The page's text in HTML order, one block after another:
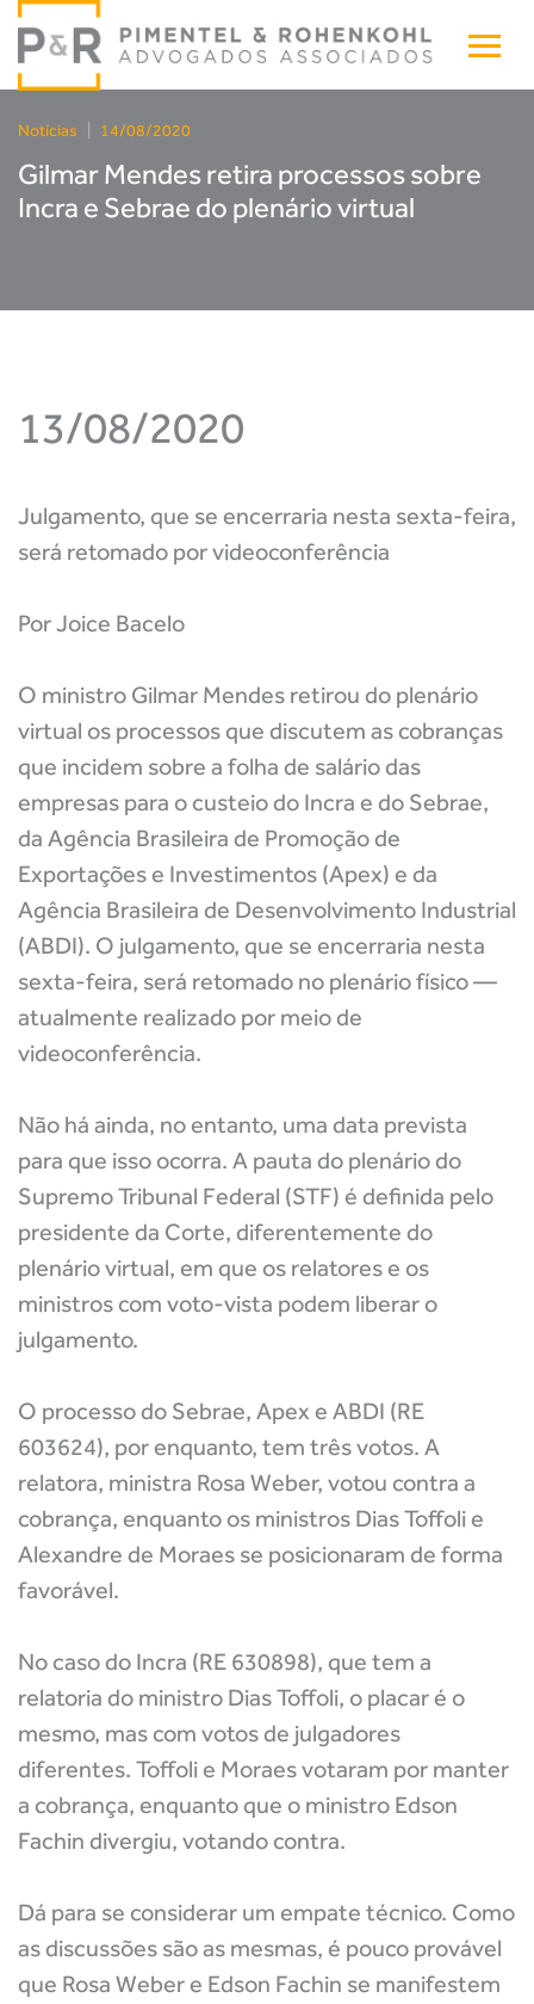
Notícias 14/08/2020
Gilmar Mendes retira processos sobre
Incra e Sebrae do plenário virtual
13/08/2020
Julgamento, que se encerraria nesta sexta-feira,
será retomado por videoconferência
Por Joice Bacelo
O ministro Gilmar Mendes retirou do plenário
virtual os processos que discutem as cobranças
que incidem sobre a folha de salário das
empresas para o custeio do Incra e do Sebrae,
da Agência Brasileira de Promoção de
Exportações e Investimentos (Apex) e da
Agência Brasileira de Desenvolvimento Industrial
(ABDI). O julgamento, que se encerraria nesta
sexta-feira, será retomado no plenário físico —
atualmente realizado por meio de
videoconferência.
Não há ainda, no entanto, uma data prevista
para que isso ocorra. A pauta do plenário do
Supremo Tribunal Federal (STF) é definida pelo
presidente da Corte, diferentemente do
plenário virtual, em que os relatores e os
ministros com voto-vista podem liberar o
julgamento.
O processo do Sebrae, Apex e ABDI (RE
603624), por enquanto, tem três votos. A
relatora, ministra Rosa Weber, votou contra a
cobrança, enquanto os ministros Dias Toffoli e
Alexandre de Moraes se posicionaram de forma
favorável.
No caso do Incra (RE 630898), que tem a
relatoria do ministro Dias Toffoli, o placar é o
mesmo, mas com votos de julgadores
diferentes. Toffoli e Moraes votaram por manter
a cobrança, enquanto que o ministro Edson
Fachin divergiu, votando contra.
Dá para se considerar um empate técnico. Como
as discussões são as mesmas, é pouco provável
que Rosa Weber e Edson Fachin se manifestem